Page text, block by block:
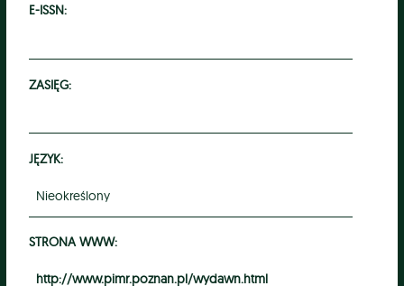
E-ISSN:
ZASIĘG:
JĘZYK:
Nieokreślony
STRONA WWW:
http://www.pimr.poznan.pl/wydawn.html